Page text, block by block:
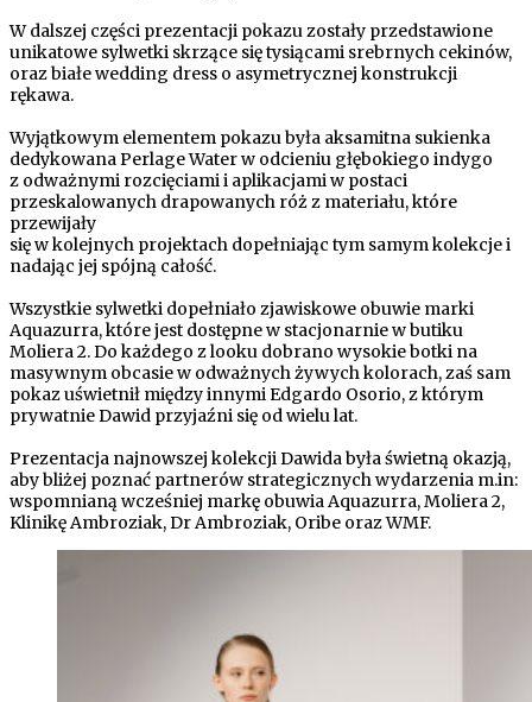
W dalszej części prezentacji pokazu zostały przedstawione
unikatowe sylwetki skrzące się tysiącami srebrnych cekinów,
oraz białe wedding dress o asymetrycznej konstrukcji
rękawa.
Wyjątkowym elementem pokazu była aksamitna sukienka
dedykowana Perlage Water w odcieniu głębokiego indygo
z odważnymi rozcięciami i aplikacjami w postaci
przeskalowanych drapowanych róż z materiału, które
przewijały
się w kolejnych projektach dopełniając tym samym kolekcje i
nadając jej spójną całość.
Wszystkie sylwetki dopełniało zjawiskowe obuwie marki
Aquazurra, które jest dostępne w stacjonarnie w butiku
Moliera 2. Do każdego z looku dobrano wysokie botki na
masywnym obcasie w odważnych żywych kolorach, zaś sam
pokaz uświetnił między innymi Edgardo Osorio, z którym
prywatnie Dawid przyjaźni się od wielu lat.
Prezentacja najnowszej kolekcji Dawida była świetną okazją,
aby bliżej poznać partnerów strategicznych wydarzenia m.in:
wspomnianą wcześniej markę obuwia Aquazurra, Moliera 2,
Klinikę Ambroziak, Dr Ambroziak, Oribe oraz WMF.